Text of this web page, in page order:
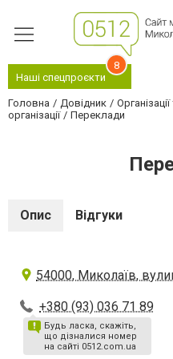
Наші спецпроєкти
8
Головна Довідник
організації
Переклади
Опис Відгуки
54000, Миколаїв,
+380 (93) 036 71 89
Будь ласка, скажіть,
що дізналися номер
на сайті 0512.com.ua